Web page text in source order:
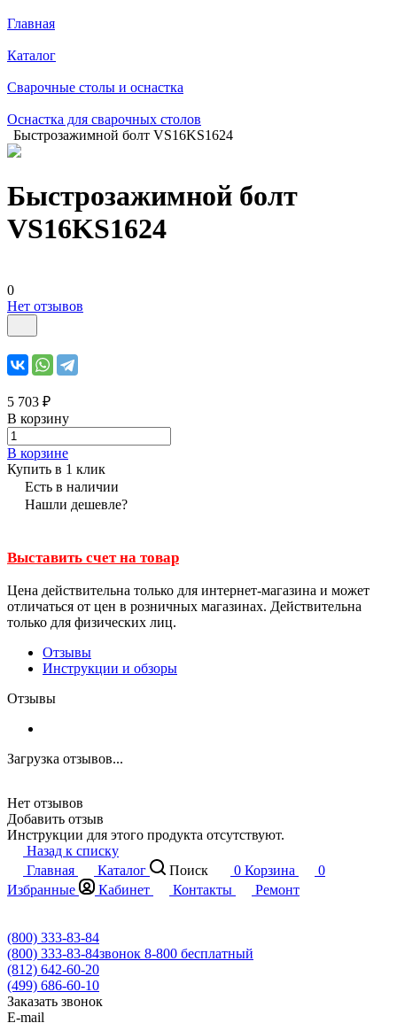
Главная
Каталог
Сварочные столы и оснастка
Оснастка для сварочных столов
Быстрозажимной болт VS16KS1624
Быстрозажимной болт
VS16KS1624
0
Нет отзывов
5 703 ₽
В корзину
В корзине
Купить в 1 клик
Есть в наличии
Нашли дешевле?
Выставить счет на товар
Цена действительна только для интернет-магазина и может
отличаться от цен в розничных магазинах. Действительна
только для физических лиц.
Отзывы
Инструкции и обзоры
Отзывы
Загрузка отзывов...
Нет отзывов
Добавить отзыв
Инструкции для этого продукта отсутствуют.
Назад к списку
Главная
Каталог Поиск 0 Корзина
0
Избранные
Кабинет Контакты Ремонт
(800) 333-83-84
(800) 333-83-84звонок 8-800 бесплатный
(812) 642-60-20
(499) 686-60-10
Заказать звонок
E-mail